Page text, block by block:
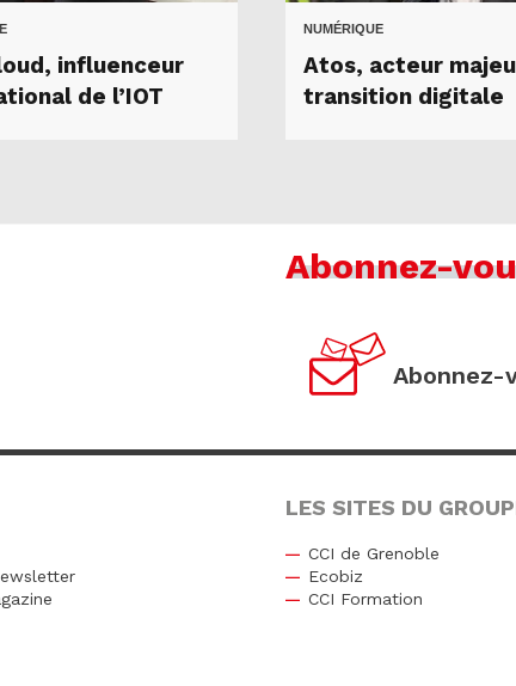
influenceur
de l’IOT
NUMÉRIQUE
Atos, acteur
transition digitale
Abonnez-
Abonnez-
LES SITES DU
CCI de Grenoble
Ecobiz
CCI Formation